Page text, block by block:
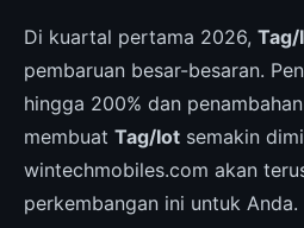
Di kuartal pertama 2026, Tag/
pembaruan besar-besaran.
hingga 200% dan
membuat Tag/Iot semakin
wintechmobiles.com akan
perkembangan ini untuk Anda.